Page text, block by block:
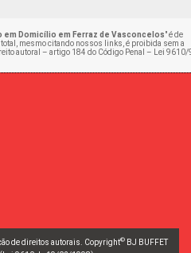
Domicílio em Ferraz de Vasconcelos" é de
mesmo citando nossos links, é proibida sem a
autoral – artigo 184 do Código Penal –
Lei 9610/
de direitos autorais. Copyright© BJ BUFFET